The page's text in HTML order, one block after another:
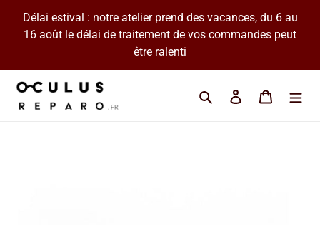
contenu
Délai estival : notre atelier prend des vacances, du 6 au
16 août le délai de traitement de vos commandes peut
être ralenti
Cherchez une
Se connecter
Panier